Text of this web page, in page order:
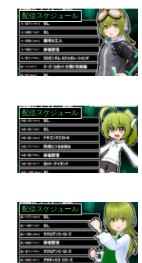
配信スケジュール
配信スケジュール
配信スケジュール